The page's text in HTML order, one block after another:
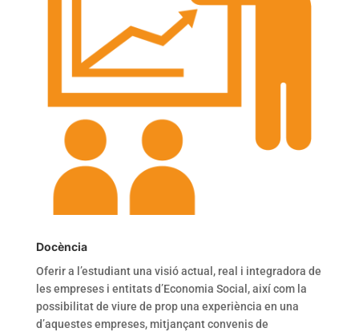
Docència
Oferir a l’estudiant una visió actual, real i integradora de
les empreses i entitats d’Economia Social, així com la
possibilitat de viure de prop una experiència en una
d’aquestes empreses, mitjançant convenis de